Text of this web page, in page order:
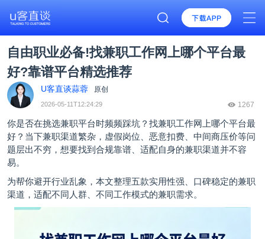
自由职业必备!找兼职工作网上哪个平台最
好?靠谱平台精选推荐
U客直谈蒜蓉 原创
2026-05-11T12:24:29 1267
你是否在挑选兼职平台时频频踩坑？找兼职工作网上哪个平台最
好？当下兼职渠道繁杂，虚假岗位、恶意扣费、中间商压价等问
题层出不穷，想要找到合规靠谱、适配自身的兼职渠道并不容
易。
为帮你避开行业乱象，本文整理五款实用性强、口碑稳定的兼职
渠道，适配不同人群、不同工作模式的兼职需求。